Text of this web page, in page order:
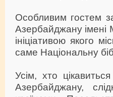
Особливим гостем
Азербайджану
ініціативою якого
саме Національну
Усім, хто
Азербайджану,